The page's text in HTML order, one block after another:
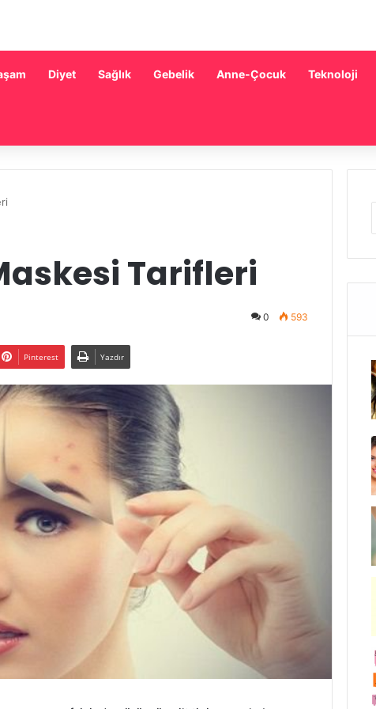
Diyet Sağlık Gebelik Anne-Çocuk Teknoloji
Tarifleri
0 593
Pinterest Yazdır